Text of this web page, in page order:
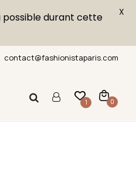
contact@fashionistaparis.com
1 0
possible durant cette
X